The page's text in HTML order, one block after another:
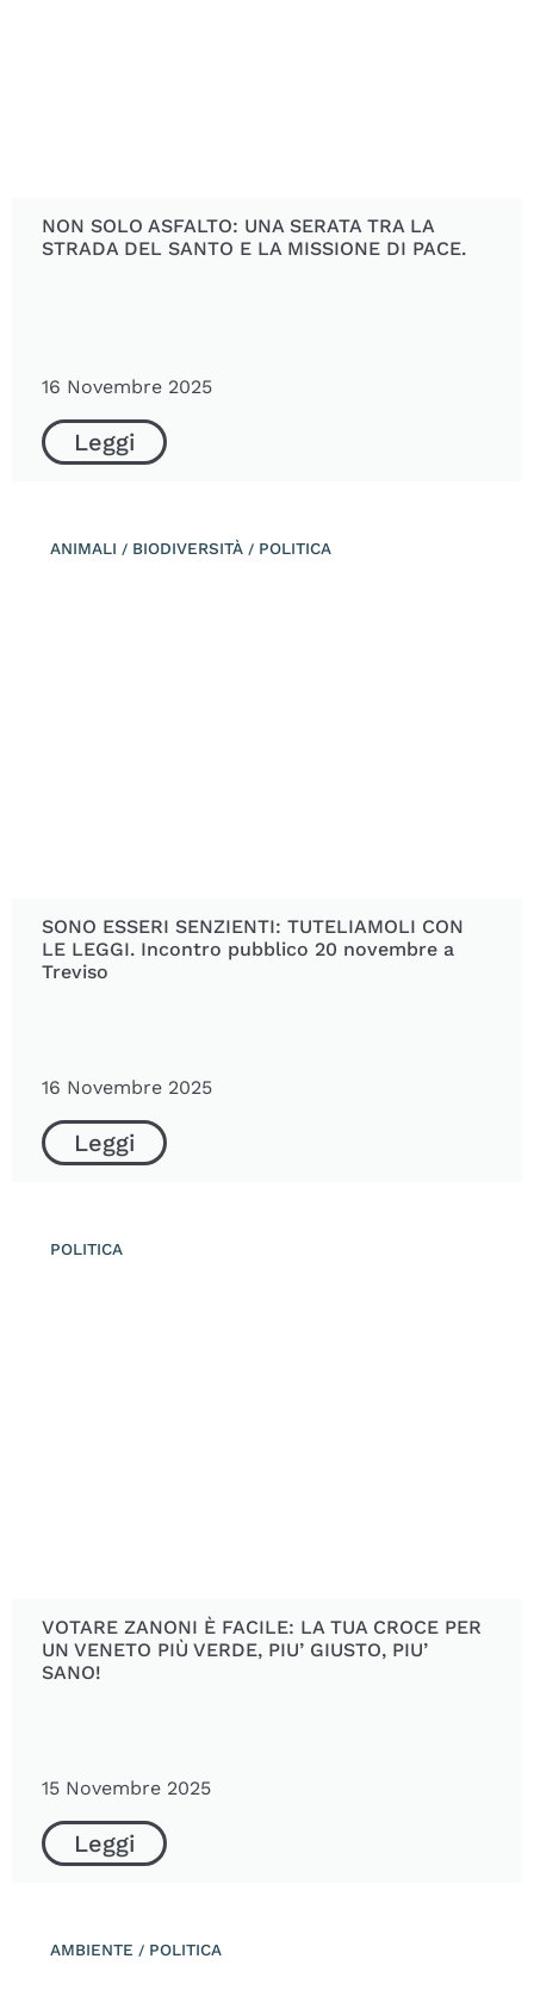
NON SOLO ASFALTO: UNA SERATA TRA LA
STRADA DEL SANTO E LA MISSIONE DI PACE.
16 Novembre 2025
Leggi
SONO ESSERI SENZIENTI: TUTELIAMOLI CON
LE LEGGI. Incontro pubblico 20 novembre a
Treviso
16 Novembre 2025
Leggi
ANIMALI / BIODIVERSITÀ / POLITICA
VOTARE ZANONI È FACILE: LA TUA CROCE PER
UN VENETO PIÙ VERDE, PIU’ GIUSTO, PIU’
SANO!
15 Novembre 2025
Leggi
POLITICA
AMBIENTE / POLITICA